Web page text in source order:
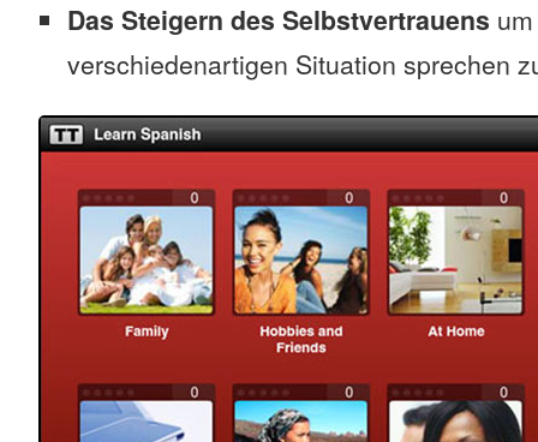
Das Steigern des Selbstvertrauens
verschiedenartigen Situation sprechen